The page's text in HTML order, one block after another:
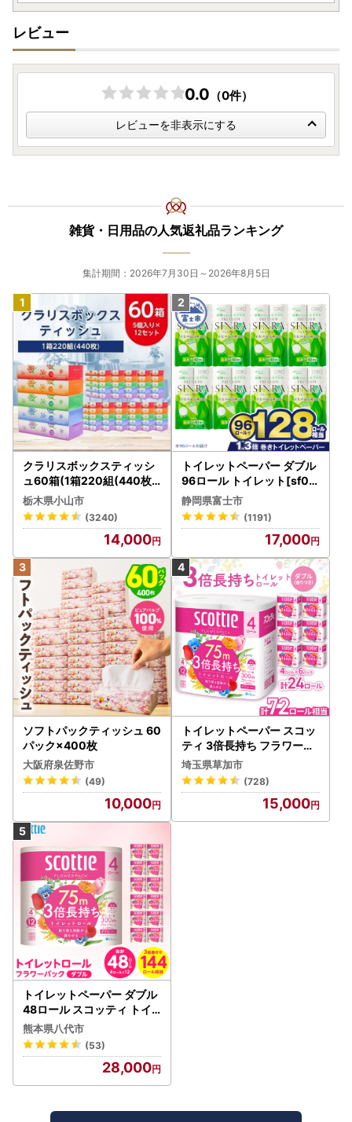
レビュー
0.0 （0件）
レビューを非表示にする
雑貨・日用品の人気返礼品ランキング
集計期間：2026年7月30日～2026年8月5日
クラリスボックスティッシ
ュ60箱(1箱220組(440枚))
(5個入り×12セット)【配送
不可地域：離島・沖縄県】
【1256759】
栃木県小山市
(3240)
14,000
トイレットペーパー ダブル
96ロール トイレット[sf00
1-012]
静岡県富士市
(1191)
17,000
ソフトパックティッシュ 60
パック×400枚
大阪府泉佐野市
(49)
10,000
トイレットペーパー スコッ
ティ 3倍長持ち フラワーパ
ック 4ロール×6P
埼玉県草加市
(728)
15,000
トイレットペーパー ダブル
48ロール スコッティ トイ
レット
熊本県八代市
(53)
28,000